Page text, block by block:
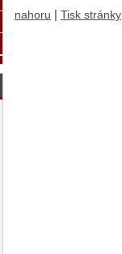
nahoru Tisk stránky